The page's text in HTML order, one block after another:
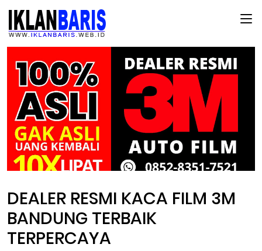
Main Menu
DEALER RESMI KACA FILM 3M
BANDUNG TERBAIK
TERPERCAYA